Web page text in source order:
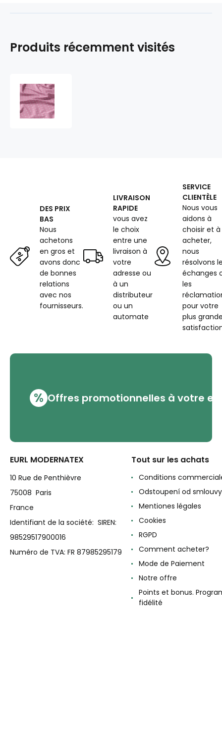
Produits récemment visités
DES PRIX
BAS
Nous
achetons
en gros et
avons donc
de bonnes
relations
avec nos
fournisseurs.
LIVRAISON
RAPIDE
vous avez
le choix
entre une
livraison à
votre
adresse ou
à un
distributeur
ou un
automate
SERVICE
CLIENTÈLE
Nous vous
aidons à
choisir et à
acheter,
nous
résolvons
échanges
les
pour votre
plus
% Offres promotionnelles à votre
EURL MODERNATEX
10 Rue de Penthièvre
75008 Paris
France
Identifiant de la société: SIREN:
98529517900016
Numéro de TVA: FR 87985295179
Tout sur les achats
Conditions
Odstoupení od smlouvy
Mentiones légales
Cookies
RGPD
Comment acheter?
Mode de Paiement
Notre offre
Points et bonus.
fidélité